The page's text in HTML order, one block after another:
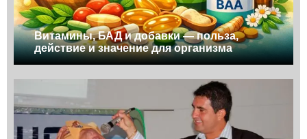
Витамины, БАД и добавки — польза,
действие и значение для организма